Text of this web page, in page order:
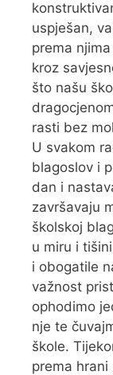
uspješan,
prema
kroz
što našu
rasti bez
U svakom
blagoslov i
dan i
završavaju
školskoj
u miru i
i obogatile
važnost
ophodimo
nje te
škole.
prema